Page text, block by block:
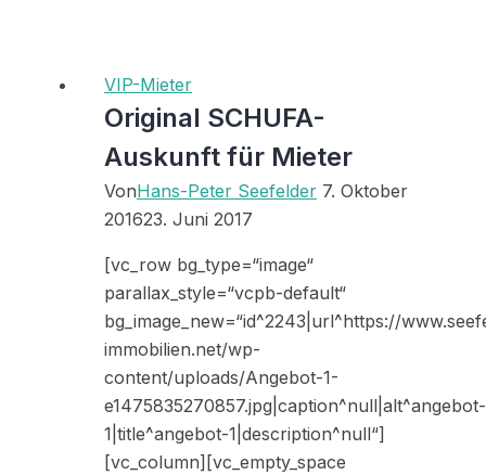
VIP-Mieter
Original SCHUFA-
Auskunft für Mieter
VonHans-Peter Seefelder 7. Oktober
201623. Juni 2017
[vc_row bg_type=“image“
parallax_style=“vcpb-default“
bg_image_new=“id^2243|url^https://
immobilien.net/wp-
content/uploads/Angebot-1-
e1475835270857.jpg|caption^null|alt^angebot-
1|title^angebot-1|description^null“]
[vc_column][vc_empty_space